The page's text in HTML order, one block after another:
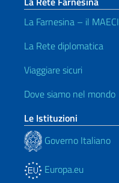
La Farnesina – il MAECI
La Rete diplomatica
Viaggiare sicuri
Dove siamo nel mondo
Le Istituzioni
Governo Italiano
Europa.eu